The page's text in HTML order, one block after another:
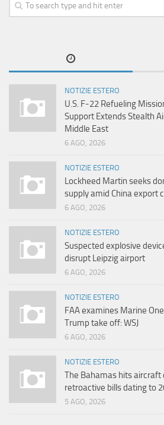
NOTIZIE ESTERO
U.S. F-22 Refueling
Support Extends Stealth
Middle East
6 AGO, 2026
NOTIZIE ESTERO
Lockheed Martin seeks
supply amid China export
6 AGO, 2026
NOTIZIE ESTERO
Suspected explosive
disrupt Leipzig airport
6 AGO, 2026
NOTIZIE ESTERO
FAA examines Marine
Trump take off: WSJ
6 AGO, 2026
NOTIZIE ESTERO
The Bahamas hits
retroactive bills dating to
5 AGO, 2026